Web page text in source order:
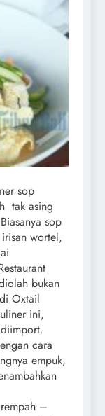
sop
tak asing
sop
wortel,
bukan
Oxtail
ini,
cara
empuk,
–